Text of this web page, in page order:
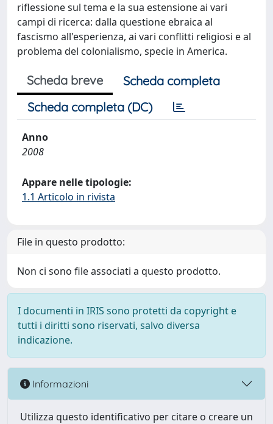
riflessione sul tema e la sua estensione ai vari
campi di ricerca: dalla questione ebraica al
fascismo all'esperienza, ai vari conflitti religiosi e al
problema del colonialismo, specie in America.
Scheda breve
Scheda completa
Scheda completa (DC)
Anno
2008
Appare nelle tipologie:
1.1 Articolo in rivista
File in questo prodotto:
Non ci sono file associati a questo prodotto.
I documenti in IRIS sono protetti da copyright e
tutti i diritti sono riservati, salvo diversa
indicazione.
Informazioni
Utilizza questo identificativo per citare o creare un